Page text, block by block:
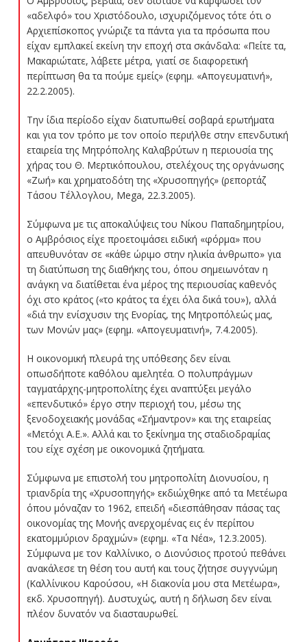
«αδελφό» του Χριστόδουλο, ισχυριζόμενος τότε ότι ο
Αρχιεπίσκοπος γνώριζε τα πάντα για τα πρόσωπα που
είχαν εμπλακεί εκείνη την εποχή στα σκάνδαλα: «Πείτε τα,
Μακαριώτατε, λάβετε μέτρα, γιατί σε διαφορετική
περίπτωση θα τα πούμε εμείς» (εφημ. «Απογευματινή»,
22.2.2005).
Την ίδια περίοδο είχαν διατυπωθεί σοβαρά ερωτήματα
και για τον τρόπο με τον οποίο περιήλθε στην επενδυτική
εταιρεία της Μητρόπολης Καλαβρύτων η περιουσία της
χήρας του Θ. Μερτικόπουλου, στελέχους της οργάνωσης
«Ζωή» και χρηματοδότη της «Χρυσοπηγής» (ρεπορτάζ
Τάσου Τέλλογλου, Mega, 22.3.2005).
Σύμφωνα με τις αποκαλύψεις του Νίκου Παπαδημητρίου,
ο Αμβρόσιος είχε προετοιμάσει ειδική «φόρμα» που
απευθυνόταν σε «κάθε ώριμο στην ηλικία άνθρωπο» για
τη διατύπωση της διαθήκης του, όπου σημειωνόταν η
ανάγκη να διατίθεται ένα μέρος της περιουσίας καθενός
όχι στο κράτος («το κράτος τα έχει όλα δικά του»), αλλά
«διά την ενίσχυσιν της Ενορίας, της Μητροπόλεώς μας,
των Μονών μας» (εφημ. «Απογευματινή», 7.4.2005).
Η οικονομική πλευρά της υπόθεσης δεν είναι
οπωσδήποτε καθόλου αμελητέα. Ο πολυπράγμων
ταγματάρχης-μητροπολίτης έχει αναπτύξει μεγάλο
«επενδυτικό» έργο στην περιοχή του, μέσω της
ξενοδοχειακής μονάδας «Σήμαντρον» και της εταιρείας
«Μετόχι Α.Ε.». Αλλά και το ξεκίνημα της σταδιοδραμίας
του είχε σχέση με οικονομικά ζητήματα.
Σύμφωνα με επιστολή του μητροπολίτη Διονυσίου, η
τριανδρία της «Χρυσοπηγής» εκδιώχθηκε από τα Μετέωρα
όπου μόναζαν το 1962, επειδή «διεσπάθησαν πάσας τας
οικονομίας της Μονής ανερχομένας εις έν περίπου
εκατομμύριον δραχμών» (εφημ. «Τα Νέα», 12.3.2005).
Σύμφωνα με τον Καλλίνικο, ο Διονύσιος προτού πεθάνει
ανακάλεσε τη θέση του αυτή και τους ζήτησε συγγνώμη
(Καλλίνικου Καρούσου, «Η διακονία μου στα Μετέωρα»,
εκδ. Χρυσοπηγή). Δυστυχώς, αυτή η δήλωση δεν είναι
πλέον δυνατόν να διασταυρωθεί.